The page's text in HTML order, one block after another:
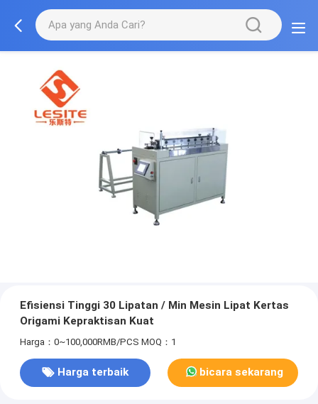
Efisiensi Tinggi 30 Lipatan / Min Mesin Lipat Kertas
Origami Kepraktisan Kuat
Harga：0~100,000RMB/PCS MOQ：1
Harga terbaik bicara sekarang